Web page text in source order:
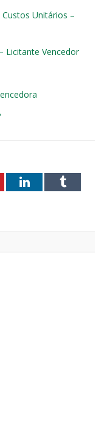
Unitários –
Licitante Vencedor
LinkedInTumblr